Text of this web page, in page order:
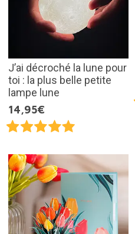
J’ai décroché la lune pour
toi : la plus belle petite
lampe lune
14,95€